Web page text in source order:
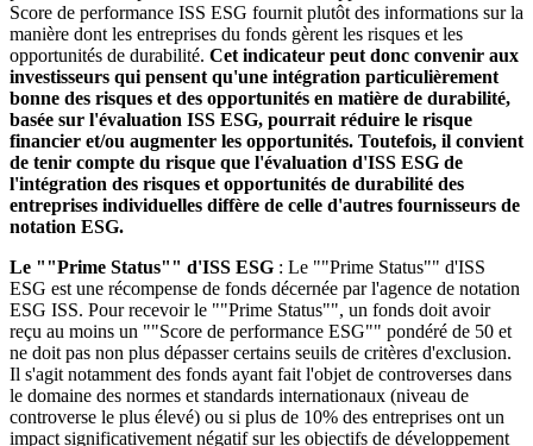
Score de performance ISS ESG fournit plutôt des informations sur la
manière dont les entreprises du fonds gèrent les risques et les
opportunités de durabilité. Cet indicateur peut donc convenir aux
investisseurs qui pensent qu'une intégration particulièrement
bonne des risques et des opportunités en matière de durabilité,
basée sur l'évaluation ISS ESG, pourrait réduire le risque
financier et/ou augmenter les opportunités. Toutefois, il convient
de tenir compte du risque que l'évaluation d'ISS ESG de
l'intégration des risques et opportunités de durabilité des
entreprises individuelles diffère de celle d'autres fournisseurs de
notation ESG.
Le ""Prime Status"" d'ISS ESG : Le ""Prime Status"" d'ISS
ESG est une récompense de fonds décernée par l'agence de notation
ESG ISS. Pour recevoir le ""Prime Status"", un fonds doit avoir
reçu au moins un ""Score de performance ESG"" pondéré de 50 et
ne doit pas non plus dépasser certains seuils de critères d'exclusion.
Il s'agit notamment des fonds ayant fait l'objet de controverses dans
le domaine des normes et standards internationaux (niveau de
controverse le plus élevé) ou si plus de 10% des entreprises ont un
impact significativement négatif sur les objectifs de développement